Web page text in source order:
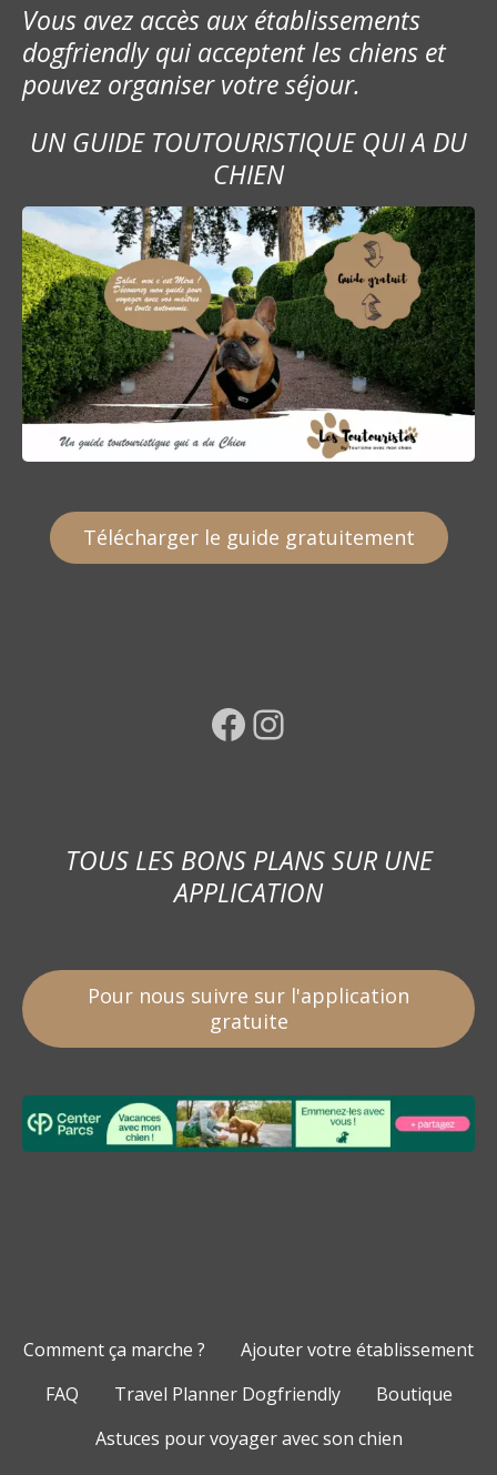
Vous avez accès aux établissements
dogfriendly qui acceptent les chiens et
pouvez organiser votre séjour.
UN GUIDE TOUTOURISTIQUE QUI A DU
CHIEN
Télécharger le guide gratuitement
Facebook Instagram
TOUS LES BONS PLANS SUR UNE
APPLICATION
Pour nous suivre sur l'application
gratuite
Comment ça marche ?
Ajouter votre établissement
FAQ
Travel Planner Dogfriendly
Boutique
Astuces pour voyager avec son chien